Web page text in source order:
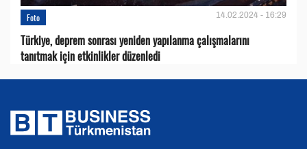
Foto 14.02.2024 - 16:29
Türkiye, deprem sonrası yeniden yapılanma çalışmalarını
tanıtmak için etkinlikler düzenledi